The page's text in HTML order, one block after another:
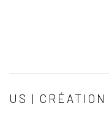
US | CRÉATION